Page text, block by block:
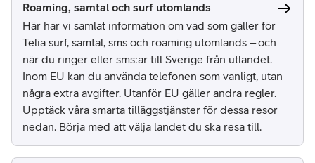
Roaming, samtal och surf utomlands
Här har vi samlat information om vad som gäller för
Telia surf, samtal, sms och roaming utomlands – och
när du ringer eller sms:ar till Sverige från utlandet.
Inom EU kan du använda telefonen som vanligt, utan
några extra avgifter. Utanför EU gäller andra regler.
Upptäck våra smarta tilläggstjänster för dessa resor
nedan. Börja med att välja landet du ska resa till.